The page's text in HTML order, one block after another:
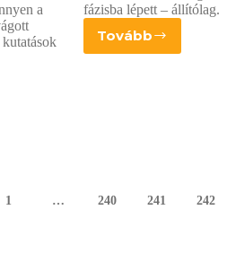
a
fázisba lépett – állítólag.
TovábbPixelmator
–
1 … 240 241 242